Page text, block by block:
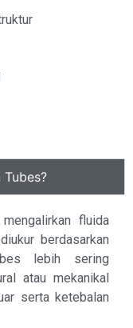
fluida
berdasarkan
lebih sering
atau mekanikal
serta ketebalan